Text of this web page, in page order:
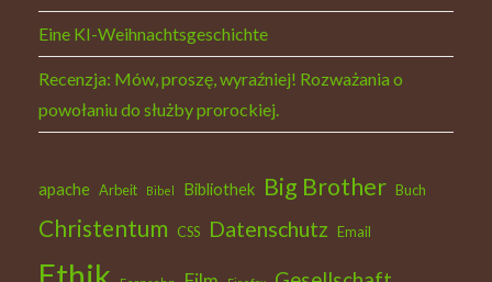
Eine KI-Weihnachtsgeschichte
Recenzja: Mów, proszę, wyraźniej! Rozważania o
powołaniu do służby prorockiej.
apache Arbeit Bibel Bibliothek Big Brother Buch
Christentum CSS Datenschutz Email